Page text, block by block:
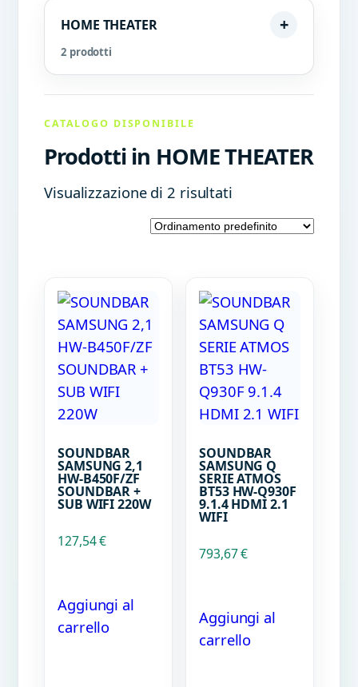
HOME THEATER
2 prodotti
CATALOGO DISPONIBILE
Prodotti in HOME THEATER
Visualizzazione di 2 risultati
SOUNDBAR
SAMSUNG 2,1
HW-B450F/ZF
SOUNDBAR +
SUB WIFI 220W
127,54€
Aggiungi al
carrello
SOUNDBAR
SAMSUNG Q
SERIE ATMOS
BT53 HW-Q930F
9.1.4 HDMI 2.1
WIFI
793,67€
Aggiungi al
carrello